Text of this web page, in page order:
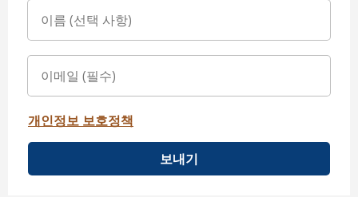
개인정보 보호정책
보내기